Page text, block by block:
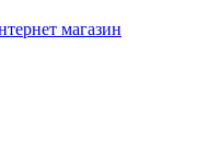
магазин